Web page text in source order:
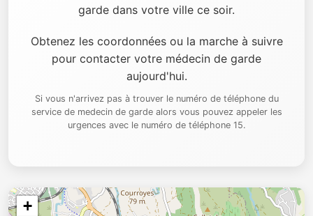
garde dans votre ville ce soir.
Obtenez les coordonnées ou la marche à suivre
pour contacter votre médecin de garde
aujourd'hui.
Si vous n'arrivez pas à trouver le numéro de téléphone du
service de medecin de garde alors vous pouvez appeler les
urgences avec le numéro de téléphone 15.
+